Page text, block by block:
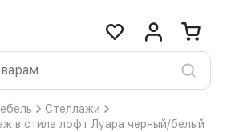
Стеллажи
в стиле лофт Луара черный/белый